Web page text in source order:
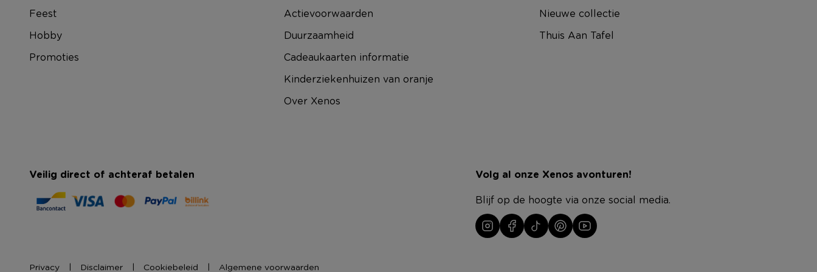
Feest
Hobby
Promoties
Actievoorwaarden
Duurzaamheid
Cadeaukaarten informatie
Kinderziekenhuizen van oranje
Over Xenos
Nieuwe collectie
Thuis Aan Tafel
Veilig direct of achteraf betalen Volg al onze Xenos avonturen!
Blijf op de hoogte via onze social media.
Privacy Disclaimer Cookiebeleid Algemene voorwaarden